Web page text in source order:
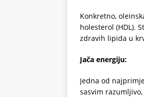
Konkretno,
holesterol (HDL).
zdravih lipida u
Jača energiju:
Jedna od
sasvim